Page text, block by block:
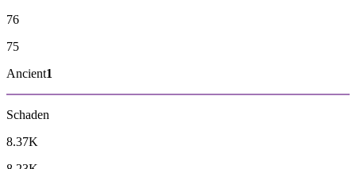
76
75
Ancient1
Schaden
8.37K